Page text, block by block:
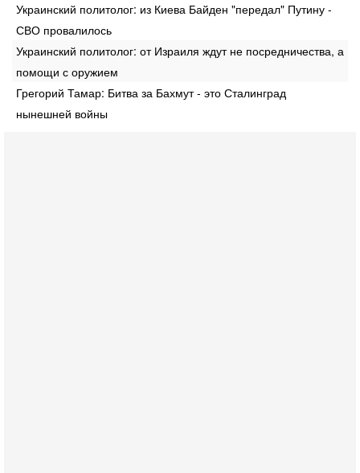
Украинский политолог: из Киева Байден "передал" Путину -
СВО провалилось
Украинский политолог: от Израиля ждут не посредничества, а
помощи с оружием
Грегорий Тамар: Битва за Бахмут - это Сталинград
нынешней войны